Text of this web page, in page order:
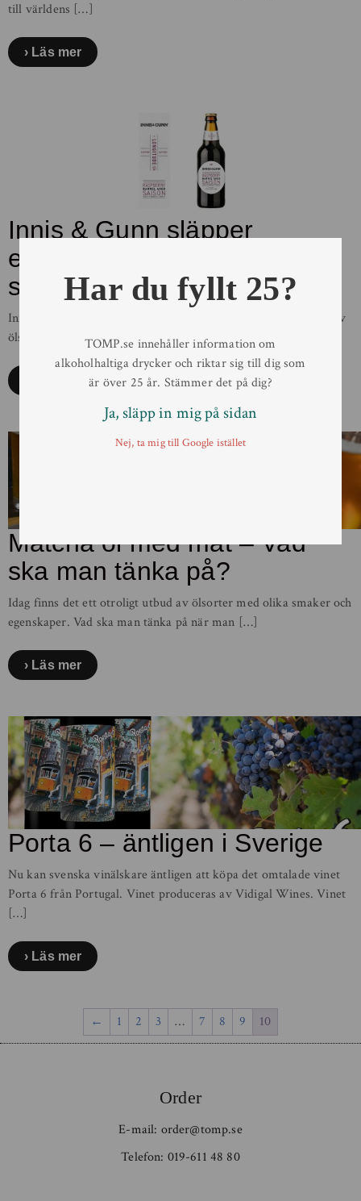
till världens […]
Läs mer
Innis & Gunn släpper
ekfatslagrad saison med
smak av hallon.
Innis & Gunn’s nya Latitude & Longitude-serie har inspirerats av
ölstilar från hela världen. Först ut i denna serie är […]
Matcha öl med mat – Vad
ska man tänka på?
Idag finns det ett otroligt utbud av ölsorter med olika smaker och
egenskaper. Vad ska man tänka på när man […]
Läs mer
Porta 6 – äntligen i Sverige
Nu kan svenska vinälskare äntligen att köpa det omtalade vinet
Porta 6 från Portugal. Vinet produceras av Vidigal Wines. Vinet
[…]
Läs mer
← 1 2 3 … 7 8 9 10
Order
E-mail: order@tomp.se
Telefon: 019-611 48 80
Har du fyllt 25?
TOMP.se innehåller information om
alkoholhaltiga drycker och riktar sig till dig som
är över 25 år. Stämmer det på dig?
Ja, släpp in mig på sidan
Nej, ta mig till Google istället